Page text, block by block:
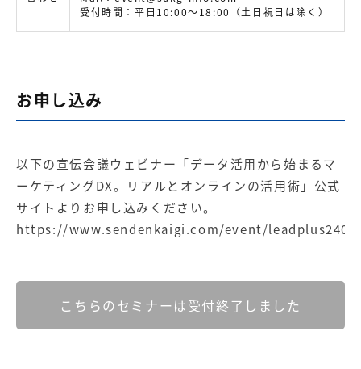
受付時間：平日10:00～18:00（土日祝日は除く）
お申し込み
以下の宣伝会議ウェビナー「データ活用から始まるマ
ーケティングDX。リアルとオンラインの活用術」公式
サイトよりお申し込みください。
https://www.sendenkaigi.com/event/
こちらのセミナーは受付終了しました